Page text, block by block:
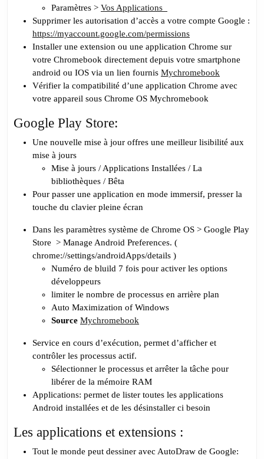
Paramètres > Vos Applications
Supprimer les autorisation d’accès a votre compte Google :
https://myaccount.google.com/permissions
Installer une extension ou une application Chrome sur
votre Chromebook directement depuis votre smartphone
android ou IOS via un lien fournis Mychromebook
Vérifier la compatibilité d’une application Chrome avec
votre appareil sous Chrome OS Mychromebook
Google Play Store:
Une nouvelle mise à jour offres une meilleur lisibilité aux
mise à jours
Mise à jours / Applications Installées / La
bibliothèques / Bêta
Pour passer une application en mode immersif, presser la
touche du clavier pleine écran
Dans les paramètres système de Chrome OS > Google Play
Store > Manage Android Preferences. (
chrome://settings/androidApps/details )
Numéro de bluild 7 fois pour activer les options
développeurs
limiter le nombre de processus en arrière plan
Auto Maximization of Windows
Source Mychromebook
Service en cours d’exécution, permet d’afficher et
contrôler les processus actif.
Sélectionner le processus et arrêter la tâche pour
libérer de la mémoire RAM
Applications: permet de lister toutes les applications
Android installées et de les désinstaller ci besoin
Les applications et extensions :
Tout le monde peut dessiner avec AutoDraw de Google: